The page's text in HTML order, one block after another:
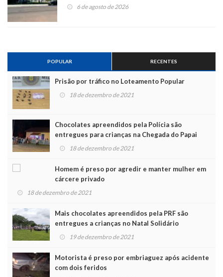
6 de agosto de 2026
POPULAR RECENTES
Prisão por tráfico no Loteamento Popular
18 de dezembro de 2021
Chocolates apreendidos pela Polícia são
entregues para crianças na Chegada do Papai
Noel
18 de dezembro de 2021
Homem é preso por agredir e manter mulher em
cárcere privado
18 de dezembro de 2021
Mais chocolates apreendidos pela PRF são
entregues a crianças no Natal Solidário
19 de dezembro de 2021
Motorista é preso por embriaguez após acidente
com dois feridos